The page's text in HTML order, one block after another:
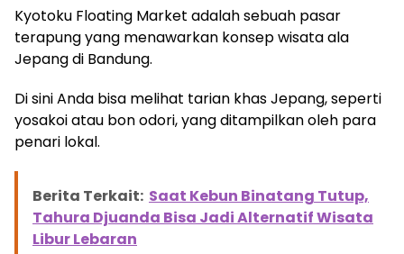
Kyotoku Floating Market adalah sebuah pasar
terapung yang menawarkan konsep wisata ala
Jepang di Bandung.
Di sini Anda bisa melihat tarian khas Jepang, seperti
yosakoi atau bon odori, yang ditampilkan oleh para
penari lokal.
Berita Terkait: Saat Kebun Binatang Tutup,
Tahura Djuanda Bisa Jadi Alternatif Wisata
Libur Lebaran